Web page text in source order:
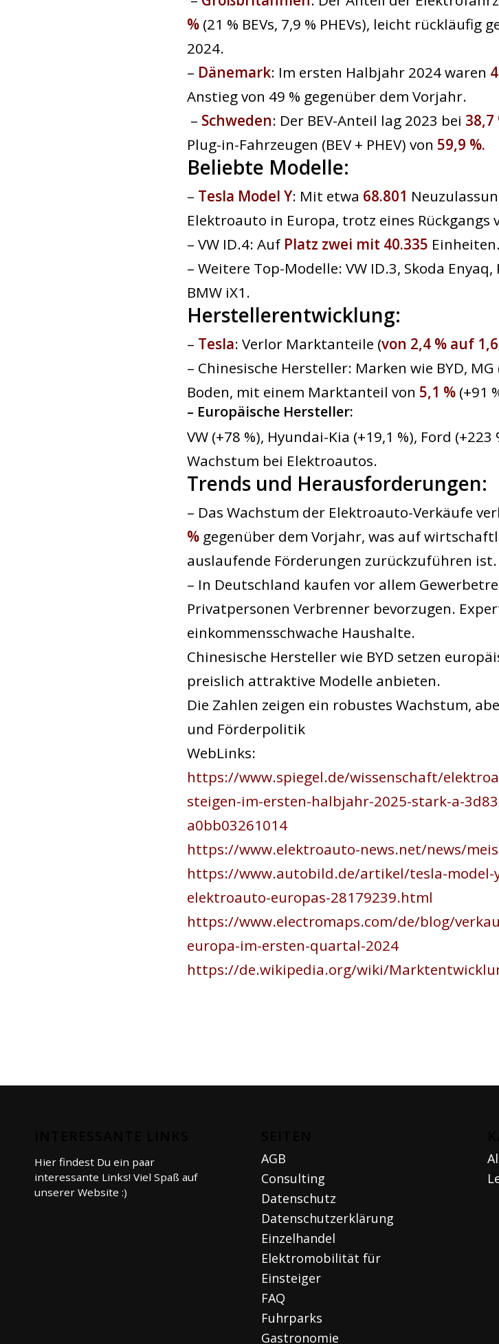
% (21 % BEVs, 7,9 % PHEVs), leicht
2024.
– Dänemark: Im ersten Halbjahr 2024 waren
Anstieg von 49 % gegenüber dem Vorjahr.
– Schweden: Der BEV-Anteil lag 2023 bei 38,7
Plug-in-Fahrzeugen (BEV + PHEV) von 59,9 %.
Beliebte Modelle:
– Tesla Model Y: Mit etwa 68.801
Elektroauto in Europa, trotz eines Rückgangs
– VW ID.4: Auf Platz zwei mit ​​40.335 Einheiten.
– Weitere Top-Modelle: VW ID.3, Skoda Enyaq,
BMW iX1.
Herstellerentwicklung:
– Tesla: Verlor Marktanteile (von 2,4 % auf
– Chinesische Hersteller: Marken wie BYD,
Boden, mit einem Marktanteil von 5,1 % (+91
– Europäische Hersteller:
VW (+78 %), Hyundai-Kia (+19,1 %), Ford
Wachstum bei Elektroautos.
Trends und Herausforderungen:
– Das Wachstum der Elektroauto-Verkäufe
% gegenüber dem Vorjahr, was auf
auslaufende Förderungen zurückzuführen ist.
– In Deutschland kaufen vor allem
Privatpersonen Verbrenner bevorzugen.
einkommensschwache Haushalte.
Chinesische Hersteller wie BYD setzen
preislich attraktive Modelle anbieten.
Die Zahlen zeigen ein robustes Wachstum,
und Förderpolitik
WebLinks:
https://www.spiegel.de/wissenschaft/
steigen-im-ersten-halbjahr-2025-stark-a-
a0bb03261014
https://www.elektroauto-news.net/news/
https://www.autobild.de/artikel/tesla-model-
elektroauto-europas-28179239.html
https://www.electromaps.com/de/blog/
europa-im-ersten-quartal-2024
https://de.wikipedia.org/wiki/
Hier findest Du ein paar
interessante Links! Viel Spaß auf
unserer Website :)
AGB
Consulting
Datenschutz
Datenschutzerklärung
Einzelhandel
Elektromobilität für
Einsteiger
FAQ
Fuhrparks
Gastronomie